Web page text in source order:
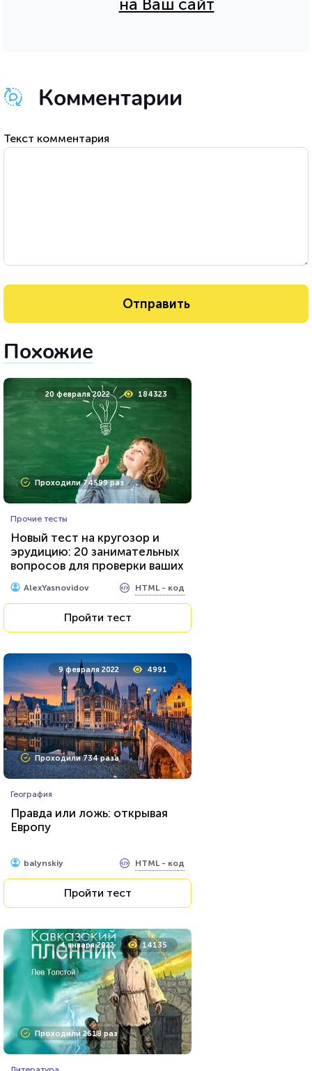
на Ваш сайт
Комментарии
Текст комментария
Похожие
20 февраля 2022 184323
Проходили 74599 раз
Прочие тесты
Новый тест на кругозор и
эрудицию: 20 занимательных
вопросов для проверки ваших
знаний...
AlexYasnovidov HTML - код
Пройти тест
9 февраля 2022 4991
Проходили 734 раза
География
Правда или ложь: открывая
Европу
balynskiy HTML - код
Пройти тест
4 января 2022 14135
Проходили 2618 раз